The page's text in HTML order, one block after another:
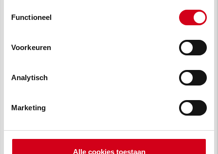
vragen lees je in
Functioneel
Voorkeuren
Analytisch
Marketing
Alle cookies toestaan